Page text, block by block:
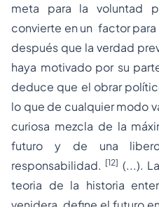
meta para la voluntad
convierte en un factor
después que la verdad
haya motivado por su
deduce que el obrar
lo que de cualquier modo
curiosa mezcla de la
futuro y de una
responsabilidad. [12] (...).
teoria de la historia